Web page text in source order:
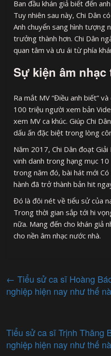
Ban đầu khán giả biết đến
Tuy nhiên sau này, Chi Dân
Anh chuyển sang hình tượng
trưởng thành hơn. Chi Dân
quan tâm và ưu ái từ phía
Sự kiện âm nhạc
Ra mắt MV “Điều anh biết”
100 triệu người xem bản
xem MV ca khúc. Giúp Chi
dấu ấn đặc biệt trong lòng
Năm 2017, Chi Dân đoạt
vinh danh trong hạng mục
trong năm đó, bài hát mới
hành đã trở thành bản hit
Đó là đôi nét về tiểu sử của
Trong thời gian sắp tới hi
nữa. Mang đến cho khán giả
cho nền âm nhạc nước nhà.
← Tiểu sử ca sĩ Hoàng
nghiệp hiện nay như thế
Tiểu sử ca sĩ Trịnh Thăng
nghiệp hiện nay như thế